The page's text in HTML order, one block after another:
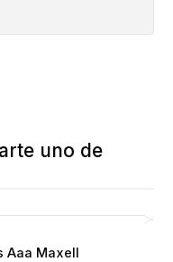
uno de
Aaa Maxell